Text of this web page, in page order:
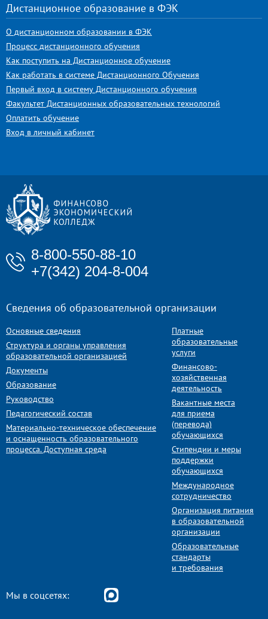
Дистанционное образование в ФЭК
О дистанционном образовании в ФЭК
Процесс дистанционного обучения
Как поступить на Дистанционное обучение
Как работать в системе Дистанционного Обучения
Первый вход в систему Дистанционного обучения
Факультет Дистанционных образовательных технологий
Оплатить обучение
Вход в личный кабинет
8-800-550-88-10
+7(342) 204-8-004
Сведения об образовательной организации
Основные сведения
Структура и органы управления
образовательной организацией
Документы
Образование
Руководство
Педагогический состав
Материально-техническое обеспечение
и оснащенность образовательного
процесса. Доступная среда
Платные
образовательные
услуги
Финансово-
хозяйственная
деятельность
Вакантные места
для приема
(перевода)
обучающихся
Стипендии и меры
поддержки
обучающихся
Международное
сотрудничество
Организация питания
в образовательной
организации
Образовательные
стандарты
и требования
Мы в соцсетях: